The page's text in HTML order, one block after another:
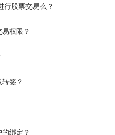
行股票交易么？
权限？
签？
绑定？